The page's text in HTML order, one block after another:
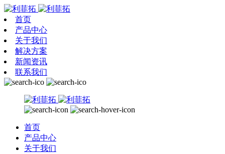
首页
产品中心
关于我们
解决方案
新闻资讯
联系我们
首页
产品中心
关于我们